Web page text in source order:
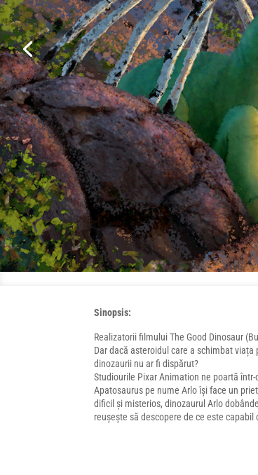
Sinopsis:
Realizatorii filmului The Good Dinosaur
Dar dacă asteroidul care a schimbat
dinozaurii nu ar fi dispărut?
Studiourile Pixar Animation ne poartă
Apatosaurus pe nume Arlo își face un
dificil și misterios, dinozaurul Arlo
reușește să descopere de ce este capabil